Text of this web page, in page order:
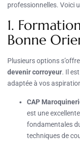
professionnelles. Voici
1.
Bonne
Plusieurs options
devenir corroyeur. Il
adaptée à vos
CAP
est une
fondamentales
techniques de